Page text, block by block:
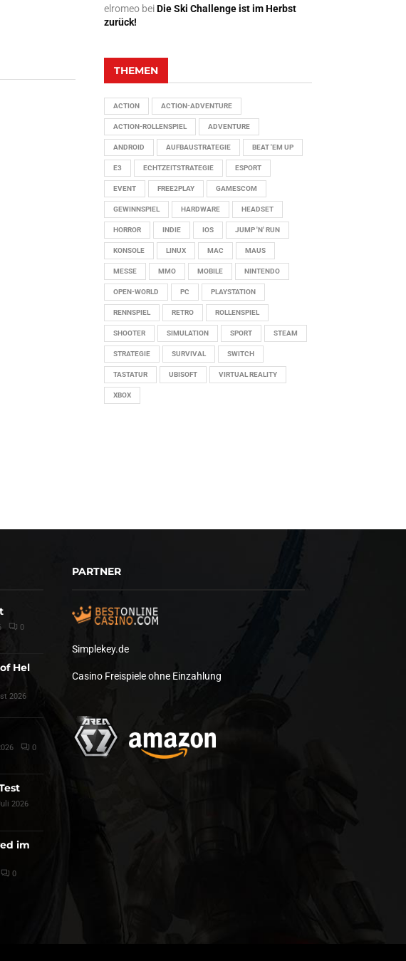
elromeo beiDie Ski Challenge ist im Herbst
zurück!
THEMEN
ACTION ACTION-ADVENTURE
ACTION-ROLLENSPIEL ADVENTURE
ANDROID AUFBAUSTRATEGIE BEAT 'EM UP
E3 ECHTZEITSTRATEGIE ESPORT
EVENT FREE2PLAY GAMESCOM
GEWINNSPIEL HARDWARE HEADSET
HORROR INDIE IOS JUMP 'N' RUN
KONSOLE LINUX MAC MAUS
MESSE MMO MOBILE NINTENDO
OPEN-WORLD PC PLAYSTATION
RENNSPIEL RETRO ROLLENSPIEL
SHOOTER SIMULATION SPORT STEAM
STRATEGIE SURVIVAL SWITCH
TASTATUR UBISOFT VIRTUAL REALITY
XBOX
0
Hel
2026
0
2026
im
0
PARTNER
Simplekey.de
Casino Freispiele ohne Einzahlung